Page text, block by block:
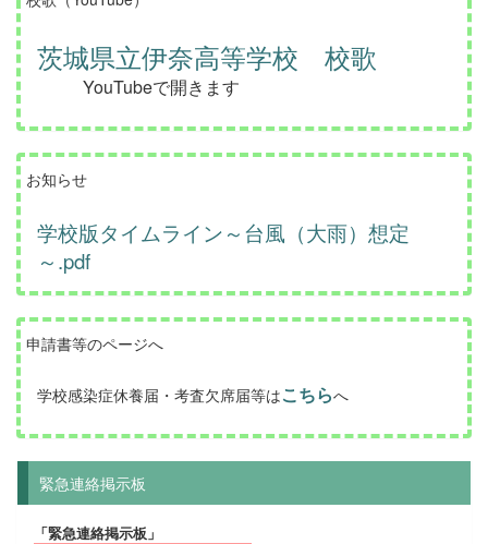
茨城県立伊奈高等学校 校歌
YouTubeで開きます
お知らせ
学校版タイムライン～台風（大雨）想定
～.pdf
申請書等のページへ
学校感染症休養届・考査欠席届等はこちらへ
緊急連絡掲示板
「緊急連絡掲示板」